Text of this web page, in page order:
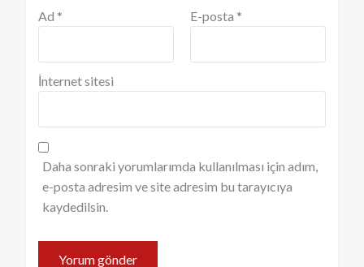
Ad * E-posta *
İnternet sitesi
Daha sonraki yorumlarımda kullanılması için adım,
e-posta adresim ve site adresim bu tarayıcıya
kaydedilsin.